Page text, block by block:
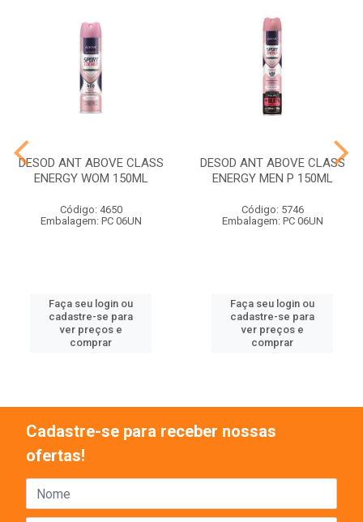
DESOD ANT ABOVE CLASS
ENERGY WOM 150ML
Código: 4650
Embalagem: PC 06UN
Faça seu login ou
cadastre-se para
ver preços e
comprar
DESOD ANT ABOVE CLASS
ENERGY MEN P 150ML
Código: 5746
Embalagem: PC 06UN
Faça seu login ou
cadastre-se para
ver preços e
comprar
Cadastre-se para receber nossas
ofertas!